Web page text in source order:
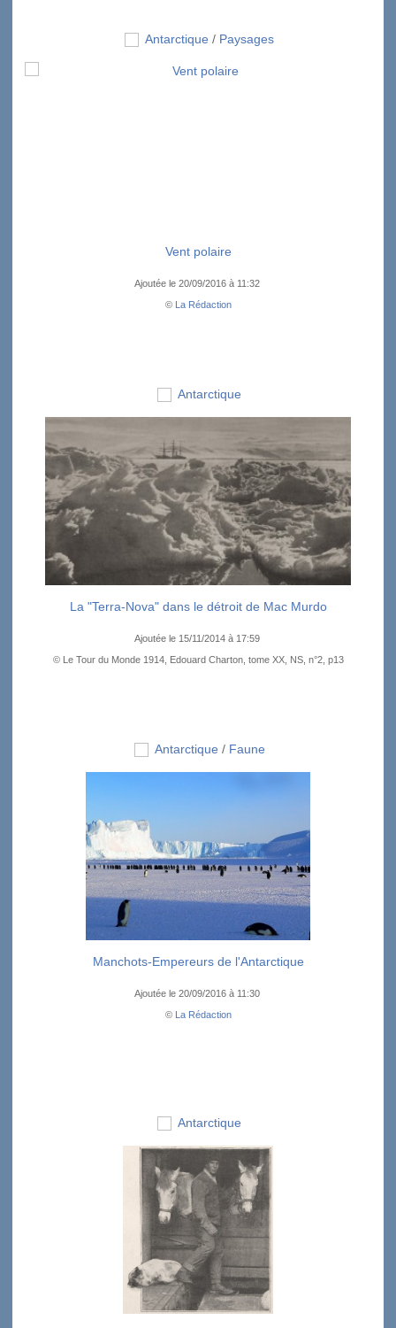
Antarctique / Paysages
Vent polaire
Ajoutée le 20/09/2016 à 11:32
© La Rédaction
Antarctique
La "Terra-Nova" dans le détroit de Mac Murdo
Ajoutée le 15/11/2014 à 17:59
© Le Tour du Monde 1914, Edouard Charton, tome XX, NS, n°2, p13
Antarctique / Faune
Manchots-Empereurs de l'Antarctique
Ajoutée le 20/09/2016 à 11:30
© La Rédaction
Antarctique